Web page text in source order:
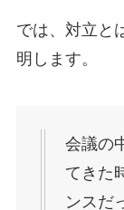
では、対立と
明します。
会議の
てきた
ンスだ